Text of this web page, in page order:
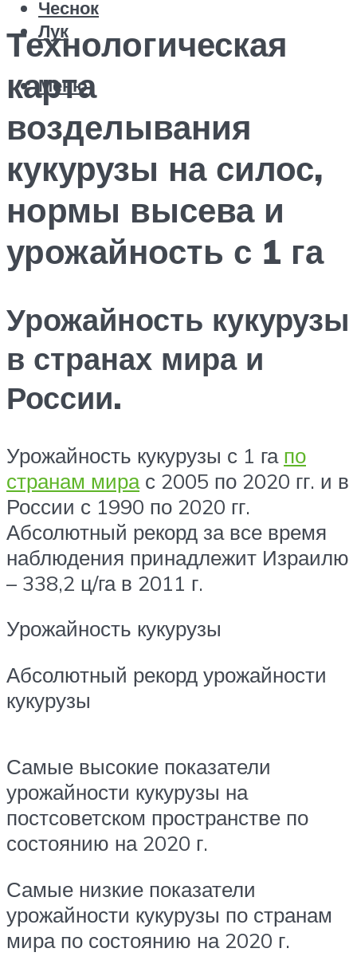
Чеснок
Лук
Меню
Технологическая
карта
возделывания
кукурузы на силос,
нормы высева и
урожайность с 1 га
Урожайность кукурузы
в странах мира и
России.
Урожайность кукурузы с 1 га по
странам мирас 2005 по 2020 гг. и в
России с 1990 по 2020 гг.
Абсолютный рекорд за все время
наблюдения принадлежит Израилю
– 338,2 ц/га в 2011 г.
Урожайность кукурузы
Абсолютный рекорд урожайности
кукурузы
Самые высокие показатели
урожайности кукурузы на
постсоветском пространстве по
состоянию на 2020 г.
Самые низкие показатели
урожайности кукурузы по странам
мира по состоянию на 2020 г.